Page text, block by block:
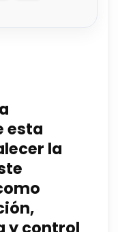
esta
la